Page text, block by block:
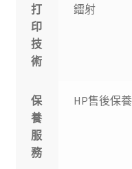
打
印
技
術
鐳射
保
養
服
務
HP售後保養